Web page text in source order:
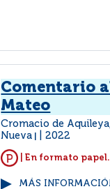
Comentario
Mateo
Cromacio de
Nueva
2022
| En formato papel.
MÁS